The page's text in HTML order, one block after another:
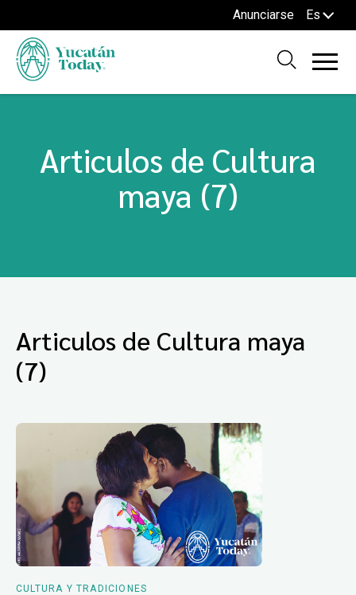
Anunciarse Es
Articulos de Cultura
maya (7)
Articulos de Cultura maya
(7)
CULTURA Y TRADICIONES